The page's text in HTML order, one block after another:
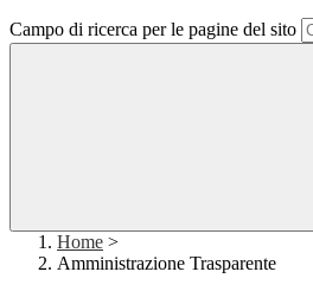
Campo di ricerca per le pagine del sito
Home >
Amministrazione Trasparente